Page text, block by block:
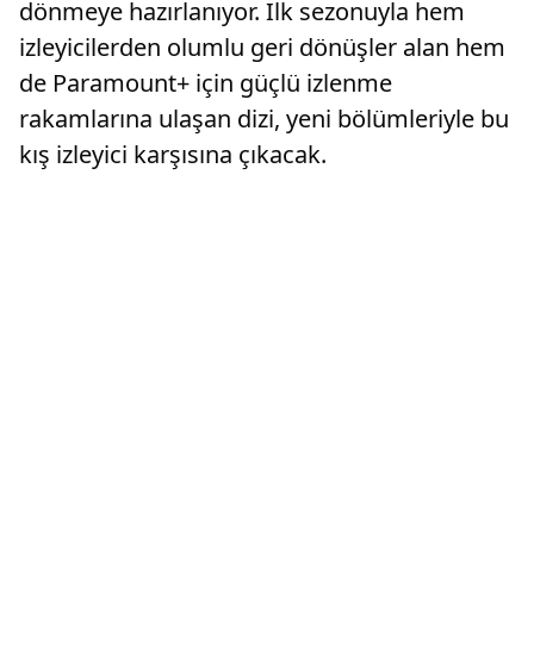
dönmeye hazırlanıyor. İlk sezonuyla hem
izleyicilerden olumlu geri dönüşler alan hem
de Paramount+ için güçlü izlenme
rakamlarına ulaşan dizi, yeni bölümleriyle bu
kış izleyici karşısına çıkacak.